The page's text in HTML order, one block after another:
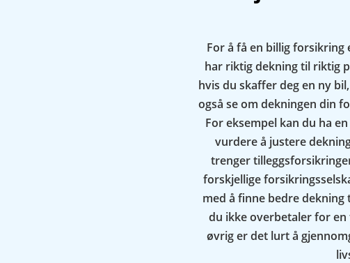
For å få en billig forsikring
har riktig dekning til riktig
hvis du skaffer deg en ny
også se om dekningen din
For eksempel kan du ha
vurdere å justere
trenger
forskjellige
med å finne bedre
du ikke overbetaler for
øvrig er det lurt å